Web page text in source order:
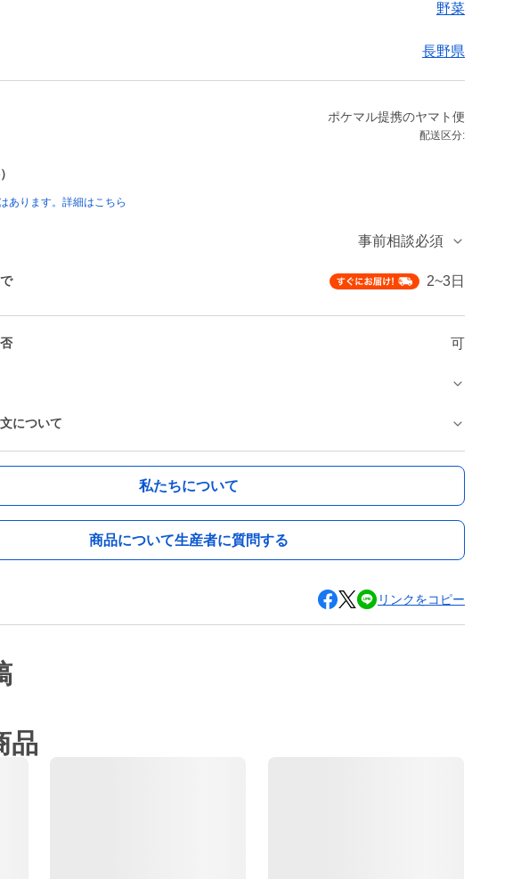
野菜
長野県
ポケマル提携のヤマト便
配送区分:
あります。詳細はこちら
事前相談必須
2~3日
可
について
私たちについて
商品について生産者に質問する
リンクをコピー
品